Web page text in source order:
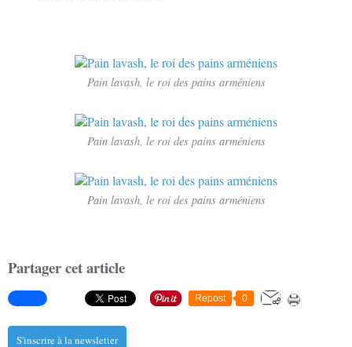
Pain lavash, le roi des pains arméniens
Pain lavash, le roi des pains arméniens
Pain lavash, le roi des pains arméniens
Partager cet article
Repost 0
S'inscrire à la newsletter